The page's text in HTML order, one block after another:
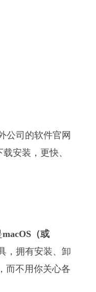
公司的软件官网
安装，更快、
macOS（或
，拥有安装、卸
而不用你关心各